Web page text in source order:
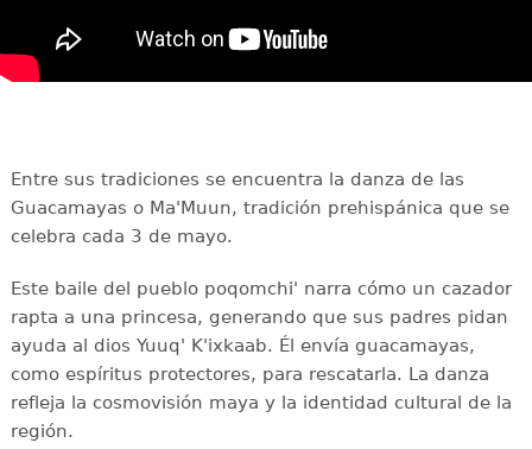
Entre sus tradiciones se encuentra la danza de las
Guacamayas o Ma'Muun, tradición prehispánica que se
celebra cada 3 de mayo.
Este baile del pueblo poqomchi' narra cómo un cazador
rapta a una princesa, generando que sus padres pidan
ayuda al dios Yuuq' K'ixkaab. Él envía guacamayas,
como espíritus protectores, para rescatarla. La danza
refleja la cosmovisión maya y la identidad cultural de la
región.